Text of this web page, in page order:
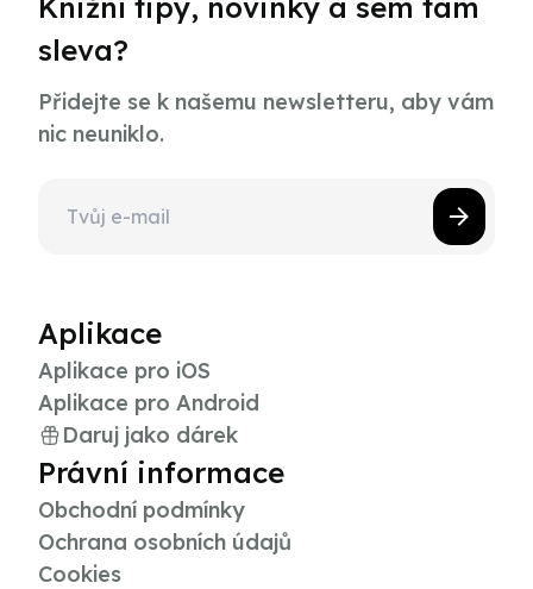
Knižní tipy, novinky a sem tam
sleva?
Přidejte se k našemu newsletteru, aby vám
nic neuniklo.
Aplikace
Aplikace pro iOS
Aplikace pro Android
Daruj jako dárek
Právní informace
Obchodní podmínky
Ochrana osobních údajů
Cookies